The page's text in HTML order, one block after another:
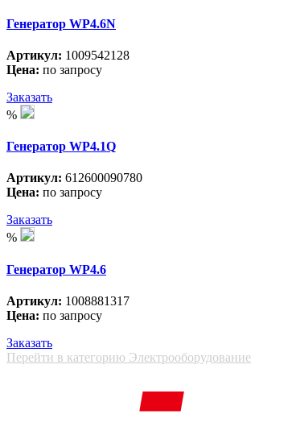
Генератор WP4.6N
Артикул: 1009542128
Цена: по запросу
Заказать
%
Генератор WP4.1Q
Артикул: 612600090780
Цена: по запросу
Заказать
%
Генератор WP4.6
Артикул: 1008881317
Цена: по запросу
Заказать
Перейти в категорию Электрооборудование